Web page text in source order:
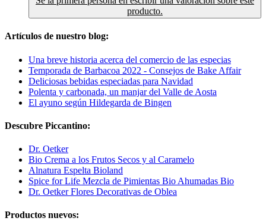
producto.
Artículos de nuestro blog:
Una breve historia acerca del comercio de las especias
Temporada de Barbacoa 2022 - Consejos de Bake Affair
Deliciosas bebidas especiadas para Navidad
Polenta y carbonada, un manjar del Valle de Aosta
El ayuno según Hildegarda de Bingen
Descubre Piccantino:
Dr. Oetker
Bio Crema a los Frutos Secos y al Caramelo
Alnatura Espelta Bioland
Spice for Life Mezcla de Pimientas Bio Ahumadas Bio
Dr. Oetker Flores Decorativas de Oblea
Productos nuevos: